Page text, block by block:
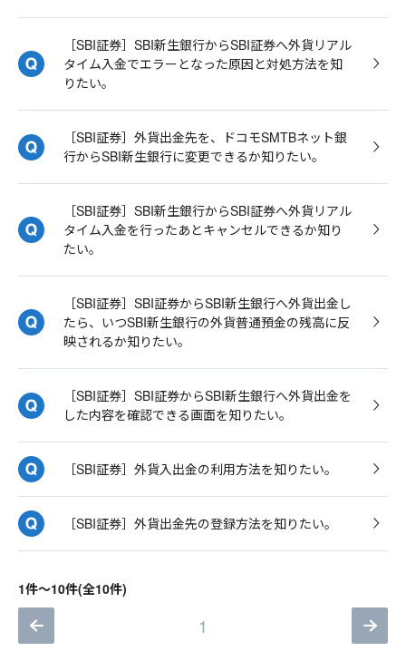
［SBI証券］SBI新生銀行からSBI証券へ外貨リアル
タイム入金でエラーとなった原因と対処方法を知
りたい。
［SBI証券］外貨出金先を、ドコモSMTBネット銀
行からSBI新生銀行に変更できるか知りたい。
［SBI証券］SBI新生銀行からSBI証券へ外貨リアル
タイム入金を行ったあとキャンセルできるか知り
たい。
［SBI証券］SBI証券からSBI新生銀行へ外貨出金し
たら、いつSBI新生銀行の外貨普通預金の残高に反
映されるか知りたい。
［SBI証券］SBI証券からSBI新生銀行へ外貨出金を
した内容を確認できる画面を知りたい。
［SBI証券］外貨入出金の利用方法を知りたい。
［SBI証券］外貨出金先の登録方法を知りたい。
1件～10件(全10件)
1